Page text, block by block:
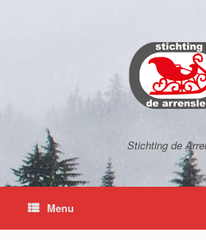
Stichting de
Menu